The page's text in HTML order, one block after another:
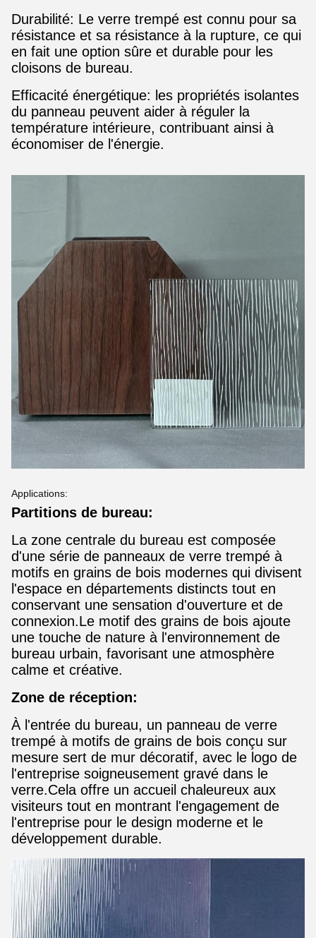
Durabilité: Le verre trempé est connu pour sa
résistance et sa résistance à la rupture, ce qui
en fait une option sûre et durable pour les
cloisons de bureau.
Efficacité énergétique: les propriétés isolantes
du panneau peuvent aider à réguler la
température intérieure, contribuant ainsi à
économiser de l'énergie.
Applications:
Partitions de bureau:
La zone centrale du bureau est composée
d'une série de panneaux de verre trempé à
motifs en grains de bois modernes qui divisent
l'espace en départements distincts tout en
conservant une sensation d'ouverture et de
connexion.Le motif des grains de bois ajoute
une touche de nature à l'environnement de
bureau urbain, favorisant une atmosphère
calme et créative.
Zone de réception:
À l'entrée du bureau, un panneau de verre
trempé à motifs de grains de bois conçu sur
mesure sert de mur décoratif, avec le logo de
l'entreprise soigneusement gravé dans le
verre.Cela offre un accueil chaleureux aux
visiteurs tout en montrant l'engagement de
l'entreprise pour le design moderne et le
développement durable.